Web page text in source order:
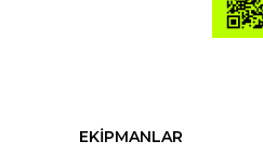
EKİPMANLAR